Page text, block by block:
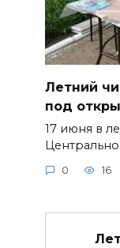
Летний
под
17 июня в
0 16